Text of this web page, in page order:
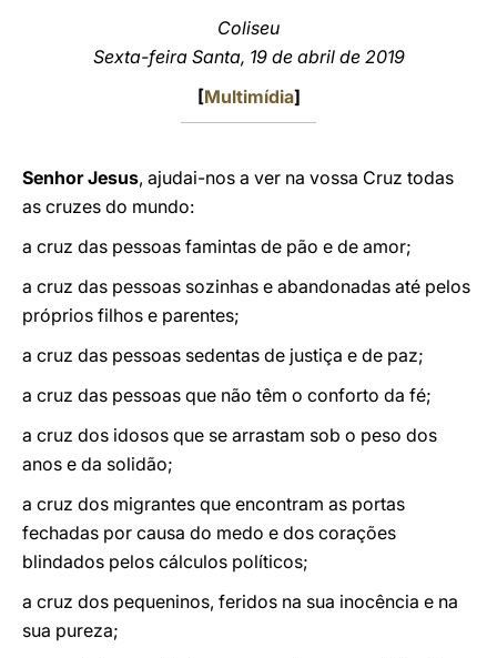
Coliseu
Sexta-feira Santa, 19 de abril de 2019
[Multimídia]
Senhor Jesus, ajudai-nos a ver na vossa Cruz todas
as cruzes do mundo:
a cruz das pessoas famintas de pão e de amor;
a cruz das pessoas sozinhas e abandonadas até pelos
próprios filhos e parentes;
a cruz das pessoas sedentas de justiça e de paz;
a cruz das pessoas que não têm o conforto da fé;
a cruz dos idosos que se arrastam sob o peso dos
anos e da solidão;
a cruz dos migrantes que encontram as portas
fechadas por causa do medo e dos corações
blindados pelos cálculos políticos;
a cruz dos pequeninos, feridos na sua inocência e na
sua pureza;